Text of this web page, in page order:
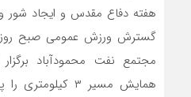
هفته دفاع مقدس و ایجاد شور
گسترش ورزش عمومی صبح روز
مجتمع نفت محمودآباد
همایش مسیر ۳